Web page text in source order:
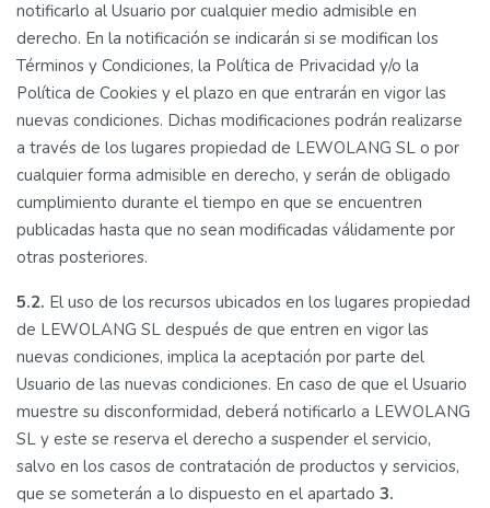
notificarlo al Usuario por cualquier medio admisible en
derecho. En la notificación se indicarán si se modifican los
Términos y Condiciones, la Política de Privacidad y/o la
Política de Cookies y el plazo en que entrarán en vigor las
nuevas condiciones. Dichas modificaciones podrán realizarse
a través de los lugares propiedad de LEWOLANG SL o por
cualquier forma admisible en derecho, y serán de obligado
cumplimiento durante el tiempo en que se encuentren
publicadas hasta que no sean modificadas válidamente por
otras posteriores.
5.2. El uso de los recursos ubicados en los lugares propiedad
de LEWOLANG SL después de que entren en vigor las
nuevas condiciones, implica la aceptación por parte del
Usuario de las nuevas condiciones. En caso de que el Usuario
muestre su disconformidad, deberá notificarlo a LEWOLANG
SL y este se reserva el derecho a suspender el servicio,
salvo en los casos de contratación de productos y servicios,
que se someterán a lo dispuesto en el apartado 3.